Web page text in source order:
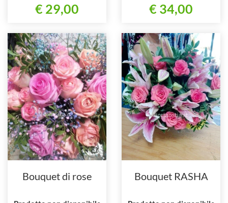
€ 29,00 € 34,00
Bouquet di rose Bouquet RASHA